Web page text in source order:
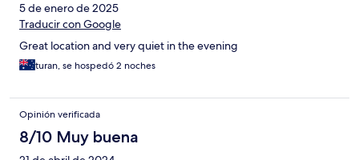
5 de enero de 2025
Traducir con Google
Great location and very quiet in the evening
turan, se hospedó 2 noches
Opinión verificada
8/10 Muy buena